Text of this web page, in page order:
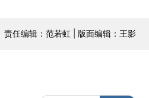
责任编辑：范若虹 | 版面编辑：王影